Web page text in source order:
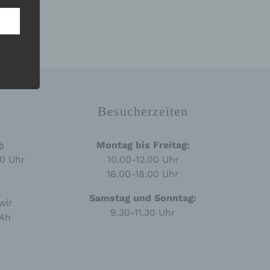
Uhr
Besucherzeiten
Montag bis Freitag:
10.00-12.00 Uhr
16.00-18.00 Uhr
Samstag und Sonntag:
9.30-11.30 Uhr